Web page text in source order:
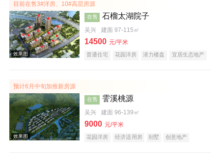
效果图
目前在售3#洋房、10#高层房源
在售 石榴太湖院子
吴兴 建面 97-115㎡
14500 元/平米
普通住宅 花园洋房 潜力楼盘
宜居生态地产
预计6月中旬加推新房源
在售 霅溪桃源
吴兴 建面 96-139㎡
9000 元/平米
花园洋房 经济适用房 别墅
创意地产